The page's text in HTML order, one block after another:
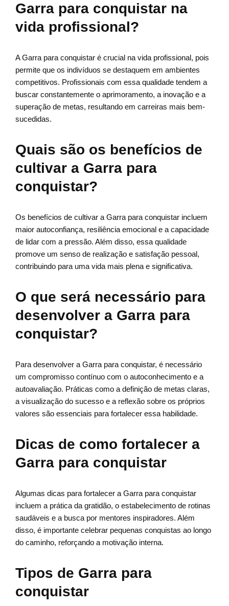
Garra para conquistar na
vida profissional?
A Garra para conquistar é crucial na vida profissional, pois
permite que os indivíduos se destaquem em ambientes
competitivos. Profissionais com essa qualidade tendem a
buscar constantemente o aprimoramento, a inovação e a
superação de metas, resultando em carreiras mais bem-
sucedidas.
Quais são os benefícios de
cultivar a Garra para
conquistar?
Os benefícios de cultivar a Garra para conquistar incluem
maior autoconfiança, resiliência emocional e a capacidade
de lidar com a pressão. Além disso, essa qualidade
promove um senso de realização e satisfação pessoal,
contribuindo para uma vida mais plena e significativa.
O que será necessário para
desenvolver a Garra para
conquistar?
Para desenvolver a Garra para conquistar, é necessário
um compromisso contínuo com o autoconhecimento e a
autoavaliação. Práticas como a definição de metas claras,
a visualização do sucesso e a reflexão sobre os próprios
valores são essenciais para fortalecer essa habilidade.
Dicas de como fortalecer a
Garra para conquistar
Algumas dicas para fortalecer a Garra para conquistar
incluem a prática da gratidão, o estabelecimento de rotinas
saudáveis e a busca por mentores inspiradores. Além
disso, é importante celebrar pequenas conquistas ao longo
do caminho, reforçando a motivação interna.
Tipos de Garra para
conquistar